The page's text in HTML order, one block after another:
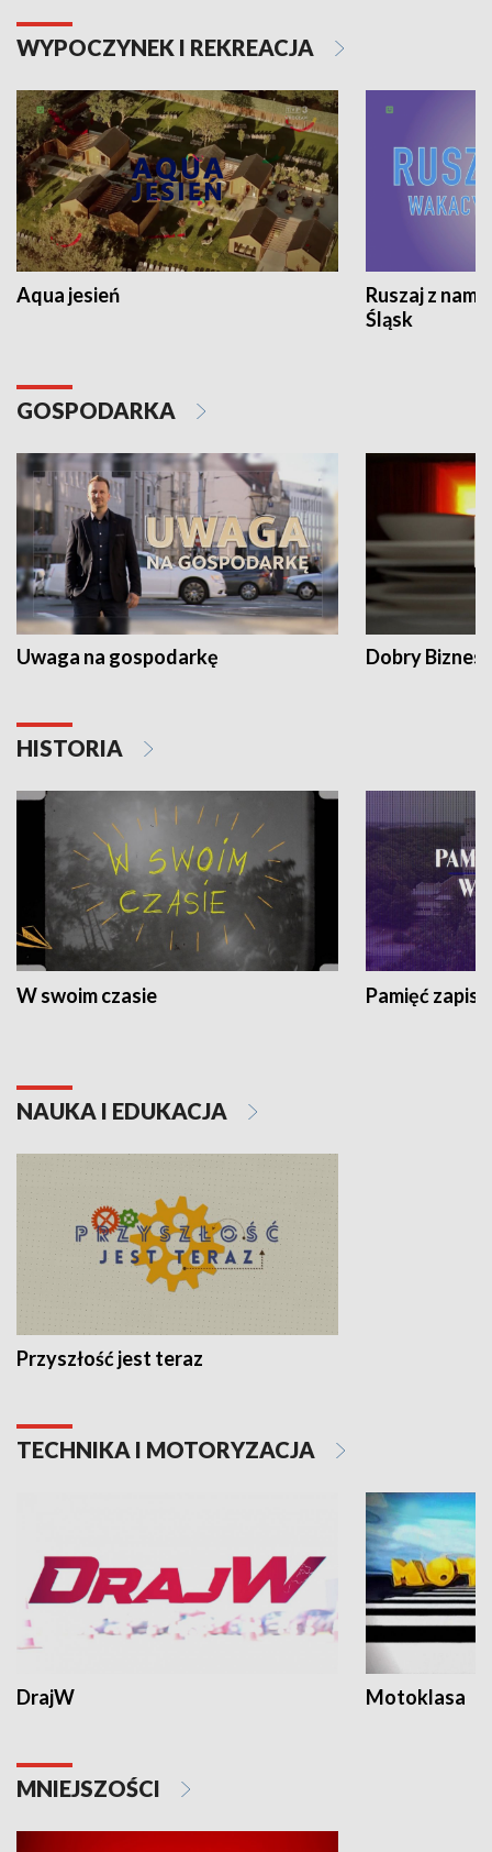
WYPOCZYNEK I REKREACJA
Aqua jesień
Ruszaj z
Śląsk
GOSPODARKA
Uwaga na gospodarkę Dobry Biznes
HISTORIA
W swoim czasie Pamięć
NAUKA I EDUKACJA
Przyszłość jest teraz
TECHNIKA I MOTORYZACJA
DrajW Motoklasa
MNIEJSZOŚCI